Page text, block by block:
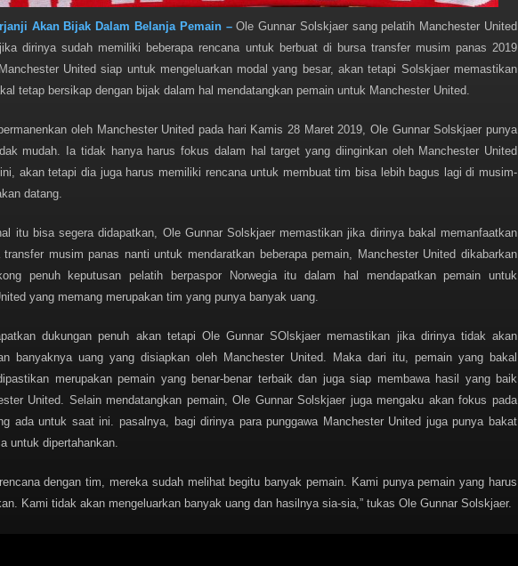
Akan Bijak Dalam Belanja Pemain –Ole Gunnar Solskjaer sang pelatih Manchester United
dirinya sudah memiliki beberapa rencana untuk berbuat di bursa transfer musim panas 2019
United siap untuk mengeluarkan modal yang besar, akan tetapi Solskjaer memastikan
tetap bersikap dengan bijak dalam hal mendatangkan pemain untuk Manchester United.
oleh Manchester United pada hari Kamis 28 Maret 2019, Ole Gunnar Solskjaer punya
mudah. Ia tidak hanya harus fokus dalam hal target yang diinginkan oleh Manchester United
akan tetapi dia juga harus memiliki rencana untuk membuat tim bisa lebih bagus lagi di musim-
datang.
itu bisa segera didapatkan, Ole Gunnar Solskjaer memastikan jika dirinya bakal memanfaatkan
transfer musim panas nanti untuk mendaratkan beberapa pemain, Manchester United dikabarkan
penuh keputusan pelatih berpaspor Norwegia itu dalam hal mendapatkan pemain untuk
yang memang merupakan tim yang punya banyak uang.
dukungan penuh akan tetapi Ole Gunnar SOlskjaer memastikan jika dirinya tidak akan
banyaknya uang yang disiapkan oleh Manchester United. Maka dari itu, pemain yang bakal
merupakan pemain yang benar-benar terbaik dan juga siap membawa hasil yang baik
United. Selain mendatangkan pemain, Ole Gunnar Solskjaer juga mengaku akan fokus pada
ada untuk saat ini. pasalnya, bagi dirinya para punggawa Manchester United juga punya bakat
untuk dipertahankan.
dengan tim, mereka sudah melihat begitu banyak pemain. Kami punya pemain yang harus
Kami tidak akan mengeluarkan banyak uang dan hasilnya sia-sia,” tukas Ole Gunnar Solskjaer.